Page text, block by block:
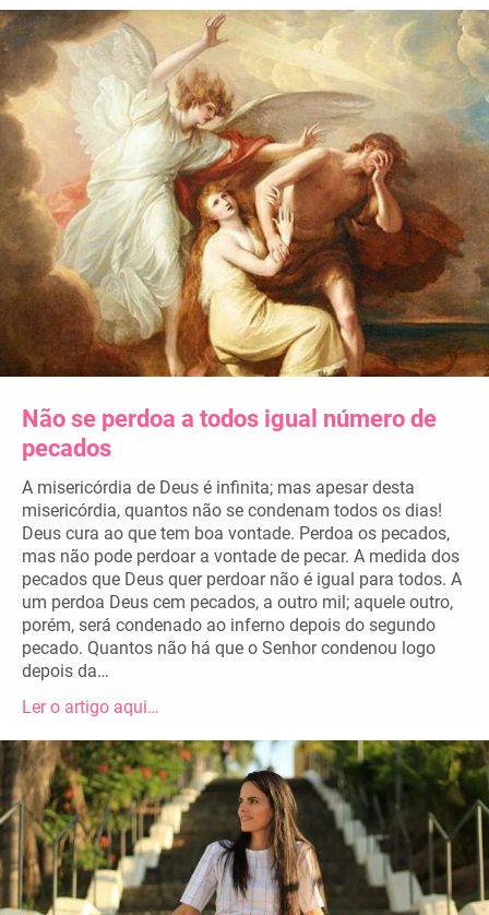
Não se perdoa a todos igual número de
pecados
A misericórdia de Deus é infinita; mas apesar desta
misericórdia, quantos não se condenam todos os dias!
Deus cura ao que tem boa vontade. Perdoa os pecados,
mas não pode perdoar a vontade de pecar. A medida dos
pecados que Deus quer perdoar não é igual para todos. A
um perdoa Deus cem pecados, a outro mil; aquele outro,
porém, será condenado ao inferno depois do segundo
pecado. Quantos não há que o Senhor condenou logo
depois da…
Ler o artigo aqui…